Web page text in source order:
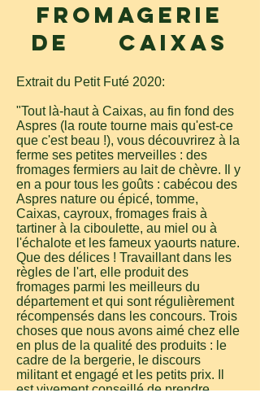
Fromagerie
de Caixas
Extrait du Petit Futé 2020:
"Tout là-haut à Caixas, au fin fond des
Aspres (la route tourne mais qu'est-ce
que c'est beau !), vous découvrirez à la
ferme ses petites merveilles : des
fromages fermiers au lait de chèvre. Il y
en a pour tous les goûts : cabécou des
Aspres nature ou épicé, tomme,
Caixas, cayroux, fromages frais à
tartiner à la ciboulette, au miel ou à
l'échalote et les fameux yaourts nature.
Que des délices ! Travaillant dans les
règles de l'art, elle produit des
fromages parmi les meilleurs du
département et qui sont régulièrement
récompensés dans les concours. Trois
choses que nous avons aimé chez elle
en plus de la qualité des produits : le
cadre de la bergerie, le discours
militant et engagé et les petits prix. Il
est vivement conseillé de prendre